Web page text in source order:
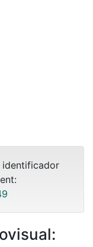
identificador